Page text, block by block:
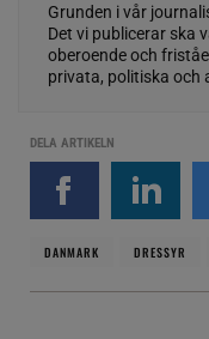
Grunden i vår
Det vi publicerar ska
oberoende och
privata, politiska och
DELA ARTIKELN
DANMARK DRESSYR